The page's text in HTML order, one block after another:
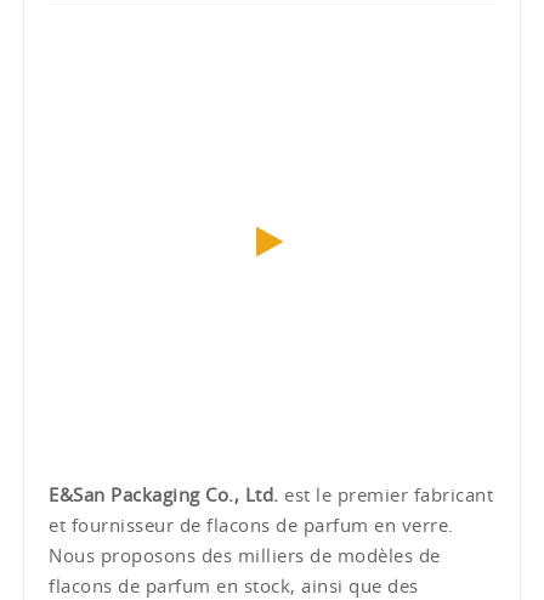
E&San Packaging Co., Ltd. est le premier fabricant
et fournisseur de flacons de parfum en verre.
Nous proposons des milliers de modèles de
flacons de parfum en stock, ainsi que des